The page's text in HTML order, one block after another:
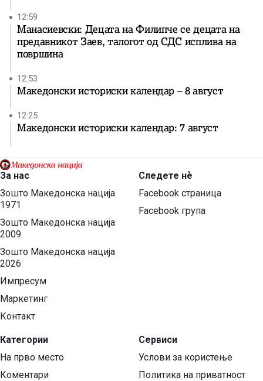
12:59
Манасиевски: Децата на Филипче се децата на
предавникот Заев, талогот од СДС исплива на
површина
12:53
Македонски историски календар – 8 август
12:25
Македонски историски календар: 7 август
За нас
Зошто Македонска нација
1971
Зошто Македонска нација
2009
Зошто Македонска нација
2026
Импресум
Маркетинг
Контакт
Категории
На прво место
Коментари
Следете нѐ
Facebook страница
Facebook група
Сервиси
Услови за користење
Политика на приватност